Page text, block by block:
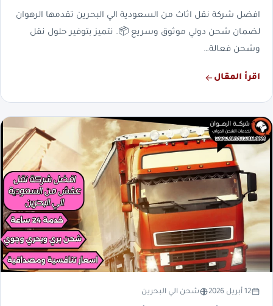
افضل شركة نقل اثاث من السعودية الي البحرين تقدمها الرهوان
لضمان شحن دولي موثوق وسريع 📦. نتميز بتوفير حلول نقل
وشحن فعالة…
اقرأ المقال
12 أبريل 2026 شحن الي البحرين